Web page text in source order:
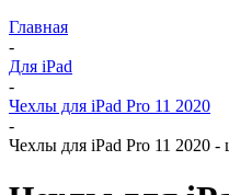
Главная
-
Для iPad
-
Чехлы для iPad Pro 11 2020
-
Чехлы для iPad Pro 11 2020 -